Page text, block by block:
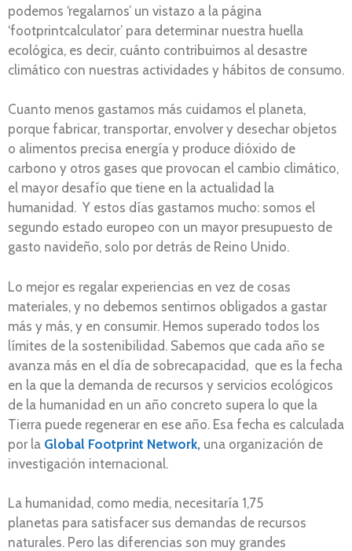
podemos ‘regalarnos’ un vistazo a la página
‘footprintcalculator’ para determinar nuestra huella
ecológica, es decir, cuánto contribuimos al desastre
climático con nuestras actividades y hábitos de consumo.
Cuanto menos gastamos más cuidamos el planeta,
porque fabricar, transportar, envolver y desechar objetos
o alimentos precisa energía y produce dióxido de
carbono y otros gases que provocan el cambio climático,
el mayor desafío que tiene en la actualidad la
humanidad. Y estos días gastamos mucho: somos el
segundo estado europeo con un mayor presupuesto de
gasto navideño, solo por detrás de Reino Unido.
Lo mejor es regalar experiencias en vez de cosas
materiales, y no debemos sentirnos obligados a gastar
más y más, y en consumir. Hemos superado todos los
límites de la sostenibilidad. Sabemos que cada año se
avanza más en el día de sobrecapacidad, que es la fecha
en la que la demanda de recursos y servicios ecológicos
de la humanidad en un año concreto supera lo que la
Tierra puede regenerar en ese año. Esa fecha es calculada
por la Global Footprint Network, una organización de
investigación internacional.
La humanidad, como media, necesitaría 1,75
planetas para satisfacer sus demandas de recursos
naturales. Pero las diferencias son muy grandes